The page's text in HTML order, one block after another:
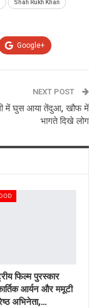
Shah Rukh Khan
Google+
NEXT POST
में घुस आया तेंदुआ, खौफ में
भागते दिखे लोग
फिल्म पुरस्कार
आर्यन और ममूटी
अभिनेता,…